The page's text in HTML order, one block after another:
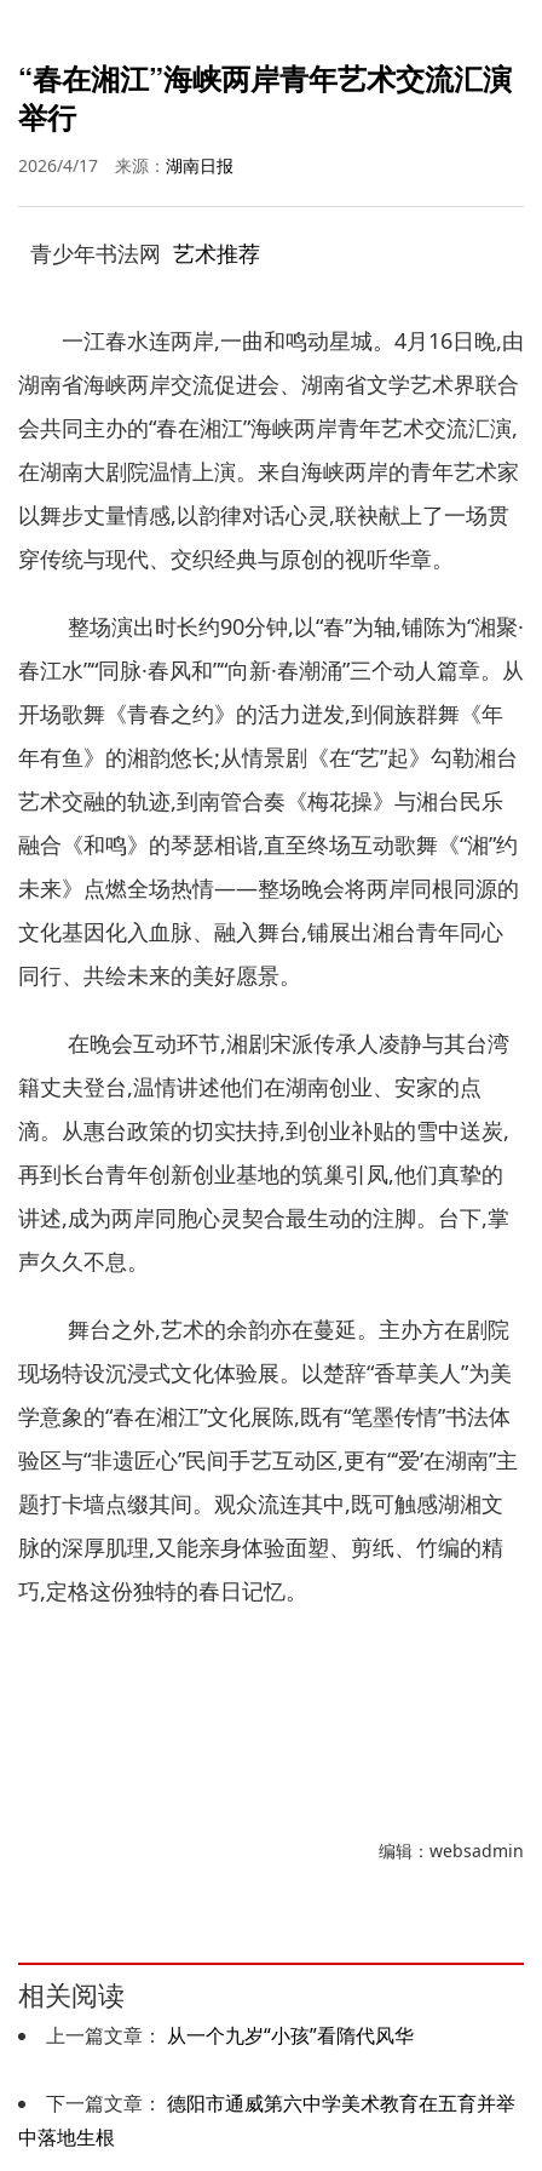
“春在湘江”海峡两岸青年艺术交流汇演
举行
2026/4/17 来源： 湖南日报
青少年书法网 艺术推荐
一江春水连两岸,一曲和鸣动星城。4月16日晚,由
湖南省海峡两岸交流促进会、湖南省文学艺术界联合
会共同主办的“春在湘江”海峡两岸青年艺术交流汇演,
在湖南大剧院温情上演。来自海峡两岸的青年艺术家
以舞步丈量情感,以韵律对话心灵,联袂献上了一场贯
穿传统与现代、交织经典与原创的视听华章。
整场演出时长约90分钟,以“春”为轴,铺陈为“湘聚·
春江水”“同脉·春风和”“向新·春潮涌”三个动人篇章。从
开场歌舞《青春之约》的活力迸发,到侗族群舞《年
年有鱼》的湘韵悠长;从情景剧《在“艺”起》勾勒湘台
艺术交融的轨迹,到南管合奏《梅花操》与湘台民乐
融合《和鸣》的琴瑟相谐,直至终场互动歌舞《“湘”约
未来》点燃全场热情——整场晚会将两岸同根同源的
文化基因化入血脉、融入舞台,铺展出湘台青年同心
同行、共绘未来的美好愿景。
在晚会互动环节,湘剧宋派传承人凌静与其台湾
籍丈夫登台,温情讲述他们在湖南创业、安家的点
滴。从惠台政策的切实扶持,到创业补贴的雪中送炭,
再到长台青年创新创业基地的筑巢引凤,他们真挚的
讲述,成为两岸同胞心灵契合最生动的注脚。台下,掌
声久久不息。
舞台之外,艺术的余韵亦在蔓延。主办方在剧院
现场特设沉浸式文化体验展。以楚辞“香草美人”为美
学意象的“春在湘江”文化展陈,既有“笔墨传情”书法体
验区与“非遗匠心”民间手艺互动区,更有“‘爱’在湖南”主
题打卡墙点缀其间。观众流连其中,既可触感湖湘文
脉的深厚肌理,又能亲身体验面塑、剪纸、竹编的精
巧,定格这份独特的春日记忆。
编辑：websadmin
相关阅读
上一篇文章： 从一个九岁“小孩”看隋代风华
下一篇文章： 德阳市通威第六中学美术教育在五育并举
中落地生根